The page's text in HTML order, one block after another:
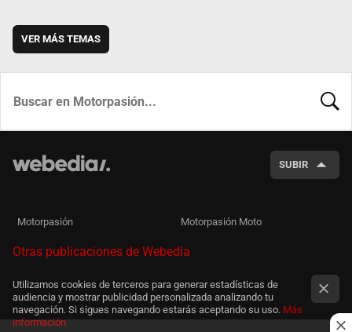
VER MÁS TEMAS
SUBIR
Motorpasión Motorpasión Moto
Otras publicaciones de Webedia
Utilizamos cookies de terceros para generar estadísticas de
audiencia y mostrar publicidad personalizada analizando tu
navegación. Si sigues navegando estarás aceptando su uso. Más
información